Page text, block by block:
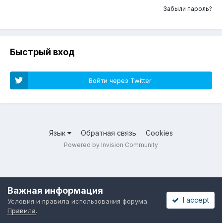
Забыли пароль?
Быстрый вход
Войти через Twitter
Язык Обратная связь Cookies
Powered by Invision Community
Важная информация
Условия и правила использования форума
Правила.
I accept